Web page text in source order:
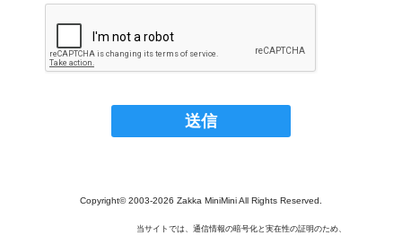
Copyright© 2003‐2026 Zakka MiniMini All Rights Reserved.
当サイトでは、通信情報の暗号化と実在性の証明のため、